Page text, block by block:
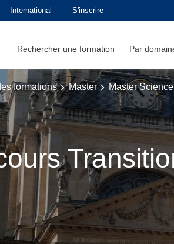
International S'inscrire
Rechercher une formation Par
formations Master Master